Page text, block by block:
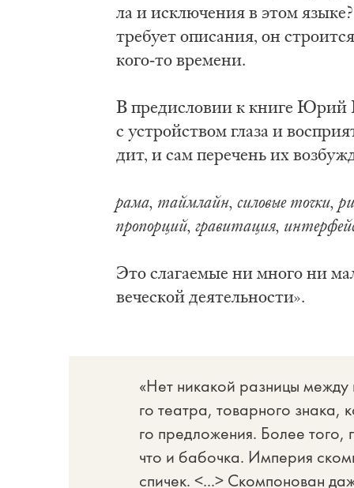
ла и ис­клю­че­ния в этом
тре­бу­ет опи­са­ния, он
ко­го-то вре­ме­ни.
В пре­ди­сло­вии к кни­ге Юрий
с устрой­ством гла­за и
дит, и сам пе­ре­чень их
ра­ма, тайм­лайн, си­ло­вые точ­ки,
про­пор­ций, гра­ви­та­ция,
Это сла­га­е­мые ни мно­го ни
ве­че­ской де­я­тель­но­сти».
«Нет ни­ка­кой раз­ни­цы
го те­ат­ра, то­вар­но­го
го пред­ло­же­ния. Бо­лее то­го,
что и ба­боч­ка. Им­пе­рия
спи­чек. <...> Ском­по­но­ван